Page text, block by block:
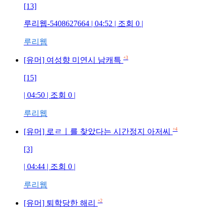
[13]
루리웹-5408627664 | 04:52 | 조회 0 |
루리웹
[유머] 여성향 미연시 남캐특 +3
[15]
| 04:50 | 조회 0 |
루리웹
[유머] 로ㄹㅣ를 찾았다는 시간정지 아저씨 +4
[3]
| 04:44 | 조회 0 |
루리웹
[유머] 퇴학당한 해리 +2